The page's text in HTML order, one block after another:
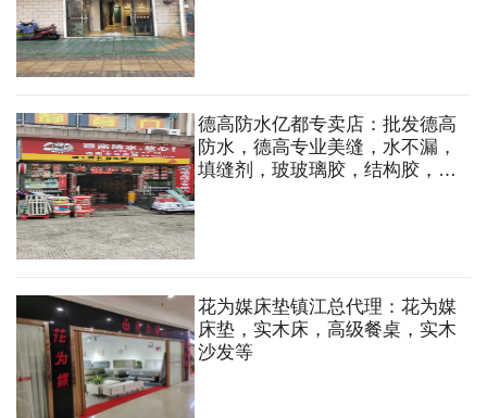
德高防水亿都专卖店：批发德高
防水，德高专业美缝，水不漏，
填缝剂，玻玻璃胶，结构胶，强
花为媒床垫镇江总代理：花为媒
床垫，实木床，高级餐桌，实木
沙发等